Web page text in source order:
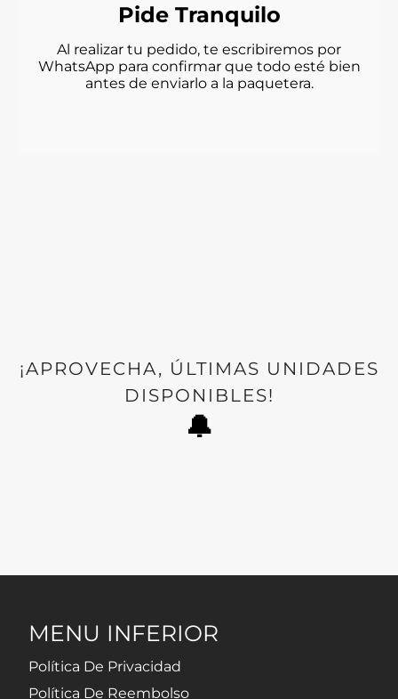
Pide Tranquilo
Al realizar tu pedido, te escribiremos por
WhatsApp para confirmar que todo esté bien
antes de enviarlo a la paquetera.
¡APROVECHA, ÚLTIMAS UNIDADES
DISPONIBLES!
🔔
MENU INFERIOR
Política De Privacidad
Política De Reembolso